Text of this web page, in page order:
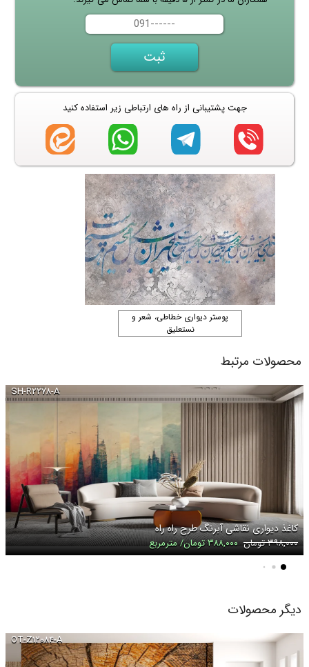
جهت پشتیبانی از راه های ارتباطی زیر استفاده کنید
پوستر دیواری خطاطی، شعر و
نستعلیق
محصولات مرتبط
SH-R۲۲۷۸-A
کاغذ دیواری نقاشی آبرنگ طرح راه راه
۳۹۸,۰۰۰ تومان ۳۸۸,۰۰۰ تومان/ مترمربع
دیگر محصولات
OT-Z۱۲۰۸۴-A